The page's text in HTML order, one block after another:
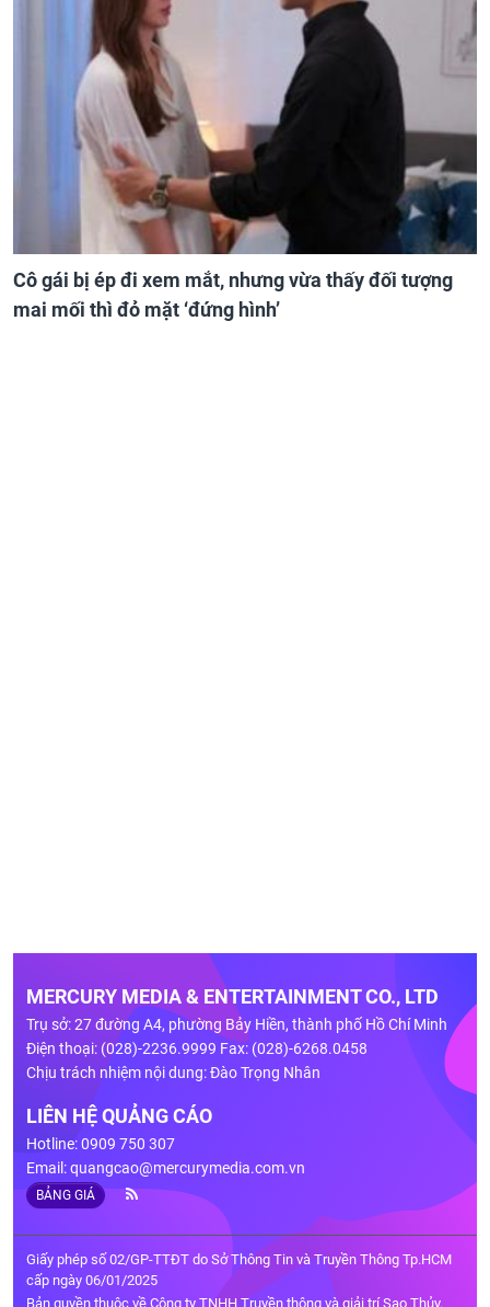
Cô gái bị ép đi xem mắt, nhưng vừa thấy đối tượng
mai mối thì đỏ mặt ‘đứng hình’
MERCURY MEDIA & ENTERTAINMENT CO., LTD
Trụ sở: 27 đường A4, phường Bảy Hiền, thành phố Hồ Chí Minh
Điện thoại: (028)-2236.9999 Fax: (028)-6268.0458
Chịu trách nhiệm nội dung: Đào Trọng Nhân
LIÊN HỆ QUẢNG CÁO
Hotline: 0909 750 307
Email:quangcao@mercurymedia.com.vn
BẢNG GIÁ
Giấy phép số 02/GP-TTĐT do Sở Thông Tin và Truyền Thông Tp.HCM
cấp ngày 06/01/2025
Bản quyền thuộc về Công ty TNHH Truyền thông và giải trí Sao Thủy.